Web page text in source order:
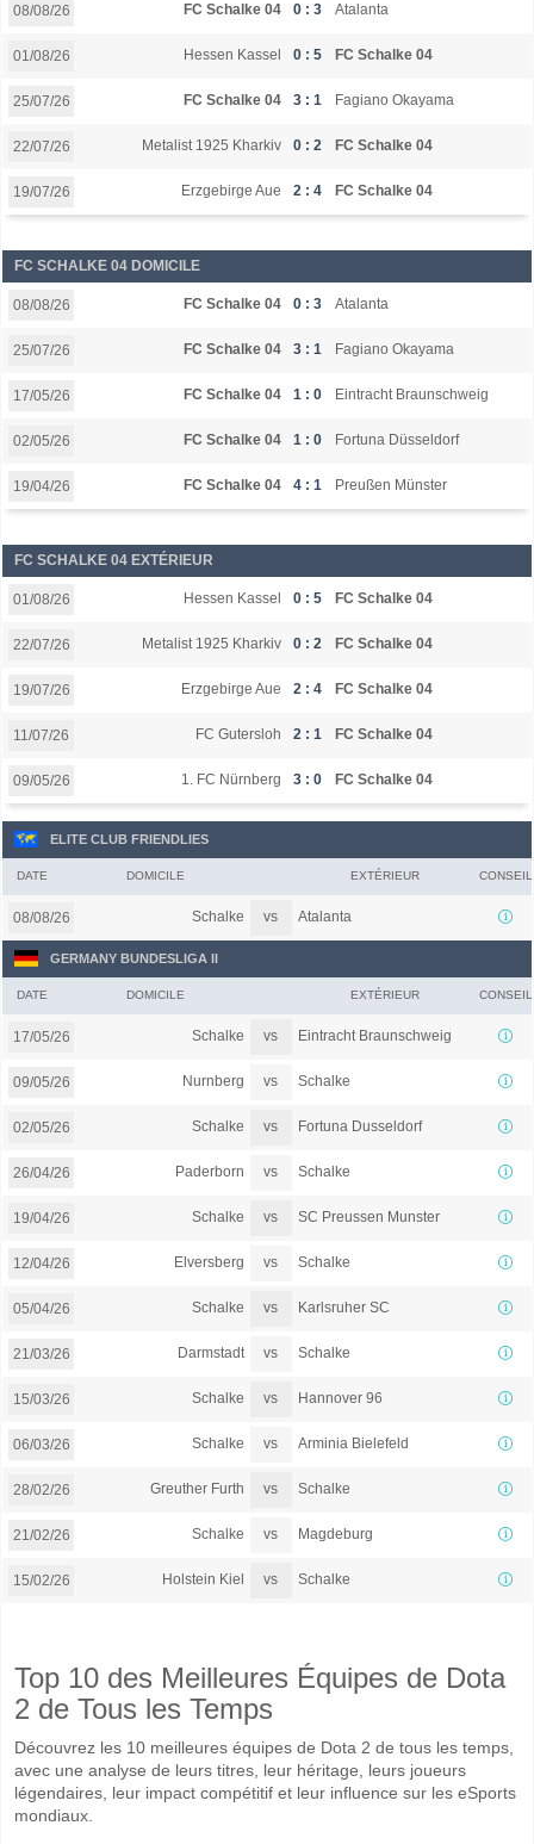
08/08/26 FC Schalke 04 0 : 3 Atalanta
01/08/26 Hessen Kassel 0 : 5 FC Schalke 04
25/07/26 FC Schalke 04 3 : 1 Fagiano Okayama
22/07/26 Metalist 1925 Kharkiv 0 : 2 FC Schalke 04
19/07/26 Erzgebirge Aue 2 : 4 FC Schalke 04
FC SCHALKE 04 DOMICILE
08/08/26 FC Schalke 04 0 : 3 Atalanta
25/07/26 FC Schalke 04 3 : 1 Fagiano Okayama
17/05/26 FC Schalke 04 1 : 0 Eintracht Braunschweig
02/05/26 FC Schalke 04 1 : 0 Fortuna Düsseldorf
19/04/26 FC Schalke 04 4 : 1 Preußen Münster
FC SCHALKE 04 EXTÉRIEUR
01/08/26 Hessen Kassel 0 : 5 FC Schalke 04
22/07/26 Metalist 1925 Kharkiv 0 : 2 FC Schalke 04
19/07/26 Erzgebirge Aue 2 : 4 FC Schalke 04
11/07/26 FC Gutersloh 2 : 1 FC Schalke 04
09/05/26 1. FC Nürnberg 3 : 0 FC Schalke 04
ELITE CLUB FRIENDLIES
DATE DOMICILE EXTÉRIEUR CONSEIL
08/08/26 Schalke vs Atalanta
GERMANY BUNDESLIGA II
DATE DOMICILE EXTÉRIEUR CONSEIL
17/05/26 Schalke vs Eintracht Braunschweig
09/05/26 Nurnberg vs Schalke
02/05/26 Schalke vs Fortuna Dusseldorf
26/04/26 Paderborn vs Schalke
19/04/26 Schalke vs SC Preussen Munster
12/04/26 Elversberg vs Schalke
05/04/26 Schalke vs Karlsruher SC
21/03/26 Darmstadt vs Schalke
15/03/26 Schalke vs Hannover 96
06/03/26 Schalke vs Arminia Bielefeld
28/02/26 Greuther Furth vs Schalke
21/02/26 Schalke vs Magdeburg
15/02/26 Holstein Kiel vs Schalke
Top 10 des Meilleures Équipes de Dota
2 de Tous les Temps
Découvrez les 10 meilleures équipes de Dota 2 de tous les temps,
avec une analyse de leurs titres, leur héritage, leurs joueurs
légendaires, leur impact compétitif et leur influence sur les eSports
mondiaux.